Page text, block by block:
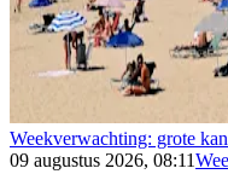
Weekverwachting: grote
09 augustus 2026, 08:11